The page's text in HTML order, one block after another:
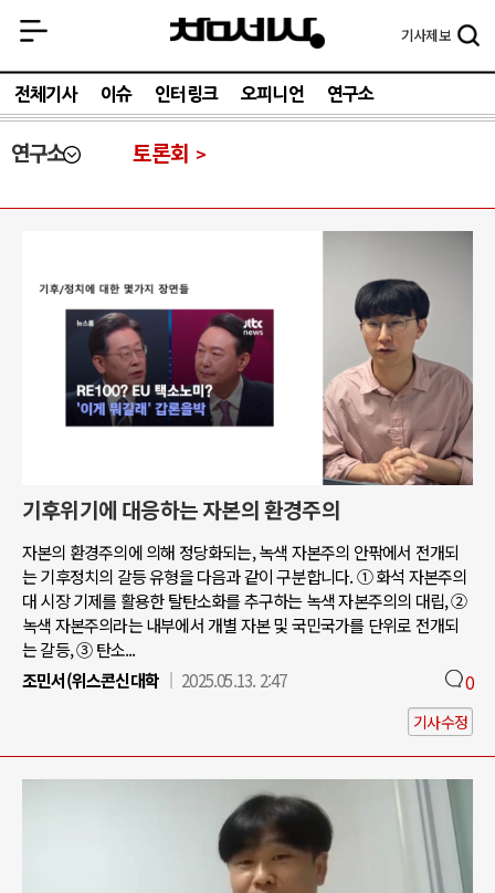
기사제보
전체기사 이슈 인터링크 오피니언 연구소
연구소 토론회
기후위기에 대응하는 자본의 환경주의
자본의 환경주의에 의해 정당화되는, 녹색 자본주의 안팎에서 전개되
는 기후정치의 갈등 유형을 다음과 같이 구분합니다. ① 화석 자본주의
대 시장 기제를 활용한 탈탄소화를 추구하는 녹색 자본주의의 대립, ②
녹색 자본주의라는 내부에서 개별 자본 및 국민국가를 단위로 전개되
는 갈등, ③ 탄소...
조민서(위스콘신대학
2025.05.13. 2:47 0
기사수정